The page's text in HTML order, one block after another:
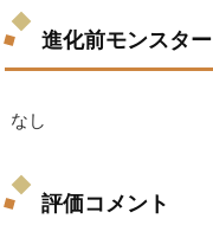
進化前モンスター
なし
評価コメント